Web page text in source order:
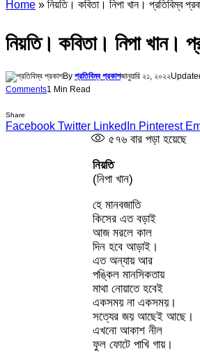
Home » নিয়তি। কবিতা। নিপা খান। প্রতিবিম্ব
নিয়তি। কবিতা। নিপা খান।
By প্রতিবিম্ব প্রকাশজানুয়ারি ২১, ২০২২
Comments1 Min Read
Share
Facebook Twitter LinkedIn Pinterest
৫৭৬ বার পড়া হয়েছে
নিয়তি
(নিপা খান)
হে মানবজাতি
কিসের এত বড়াই
আজ মরলে কাল
দিন হবে আড়াই।
এত অন্যায় আর
পঙ্কিল মানসিকতায়
মাথা নোয়াতে হবেই
একসময় না একসময়।
সত্যের জয় আছেই আছে।
এখনো আকাশ নীল
ফুল ফোটে পাখি গায়।